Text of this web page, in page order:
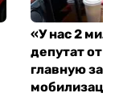
«У нас 2
депутат от
главную